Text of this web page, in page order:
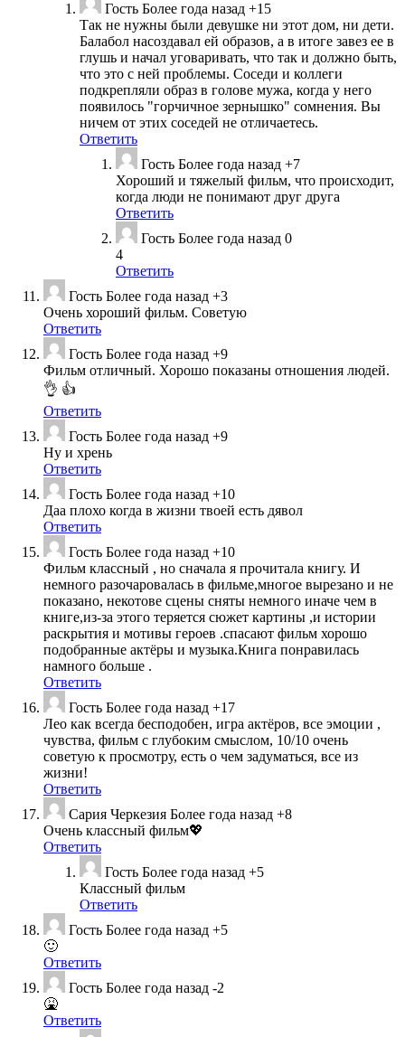
Гость Более года назад +15
Так не нужны были девушке ни этот дом, ни дети.
Балабол насоздавал ей образов, а в итоге завез ее в
глушь и начал уговаривать, что так и должно быть,
что это с ней проблемы. Соседи и коллеги
подкрепляли образ в голове мужа, когда у него
появилось "горчичное зернышко" сомнения. Вы
ничем от этих соседей не отличаетесь.
Ответить
Гость Более года назад +7
Хороший и тяжелый фильм, что происходит,
когда люди не понимают друг друга
Ответить
Гость Более года назад 0
4
Ответить
Гость Более года назад +3
Очень хороший фильм. Советую
Ответить
Гость Более года назад +9
Фильм отличный. Хорошо показаны отношения людей.
👌 👍
Ответить
Гость Более года назад +9
Ну и хрень
Ответить
Гость Более года назад +10
Даа плохо когда в жизни твоей есть дявол
Ответить
Гость Более года назад +10
Фильм классный , но сначала я прочитала книгу. И
немного разочаровалась в фильме,многое вырезано и не
показано, некотове сцены сняты немного иначе чем в
книге,из-за этого теряется сюжет картины ,и истории
раскрытия и мотивы героев .спасают фильм хорошо
подобранные актёры и музыка.Книга понравилась
намного больше .
Ответить
Гость Более года назад +17
Лео как всегда бесподобен, игра актёров, все эмоции ,
чувства, фильм с глубоким смыслом, 10/10 очень
советую к просмотру, есть о чем задуматься, все из
жизни!
Ответить
Сария Черкезия Более года назад +8
Очень классный фильм💖
Ответить
Гость Более года назад +5
Классный фильм
Ответить
Гость Более года назад +5
🙂
Ответить
Гость Более года назад -2
🤮
Ответить